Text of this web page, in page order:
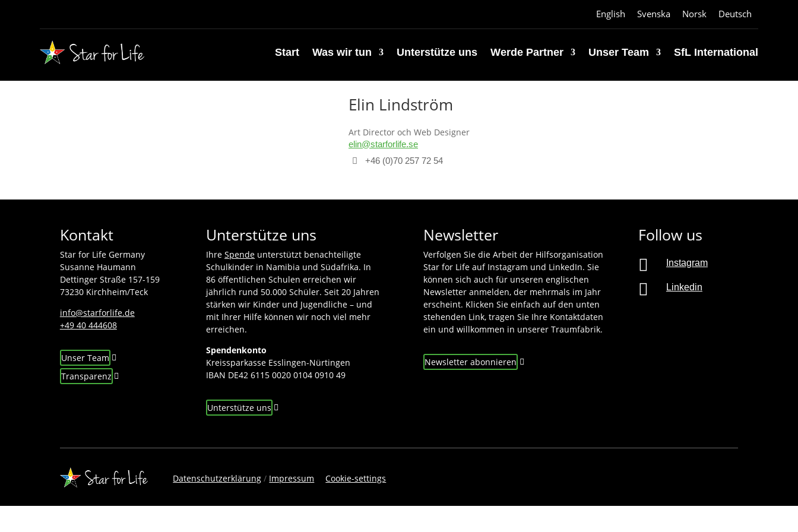
English Svenska Norsk Deutsch
Start Was wir tun Unterstütze uns Werde Partner Unser Team SfL International
Elin Lindström
Art Director och Web Designer
elin@starforlife.se
+46 (0)70 257 72 54
Kontakt
Star for Life Germany
Susanne Haumann
Dettinger Straße 157-159
73230 Kirchheim/Teck
info@starforlife.de
+49 40 444608
Unser Team
Transparenz
Unterstütze uns
IhreSpende unterstützt benachteiligte
Schulkinder in Namibia und Südafrika. In
86 öffentlichen Schulen erreichen wir
jährlich rund 50.000 Schüler. Seit 20 Jahren
stärken wir Kinder und Jugendliche – und
mit Ihrer Hilfe können wir noch viel mehr
erreichen.
Spendenkonto
Kreissparkasse Esslingen-Nürtingen
IBAN DE42 6115 0020 0104 0910 49
Unterstütze uns
Newsletter
Verfolgen Sie die Arbeit der Hilfsorganisation
Star for Life auf Instagram und LinkedIn. Sie
können sich auch für unseren englischen
Newsletter anmelden, der mehrmals im Jahr
erscheint. Klicken Sie einfach auf den unten
stehenden Link, tragen Sie Ihre Kontaktdaten
ein und willkommen in unserer Traumfabrik.
Newsletter abonnieren
Follow us
 Instagram
 Linkedin
Datenschutzerklärung / Impressum Cookie-settings